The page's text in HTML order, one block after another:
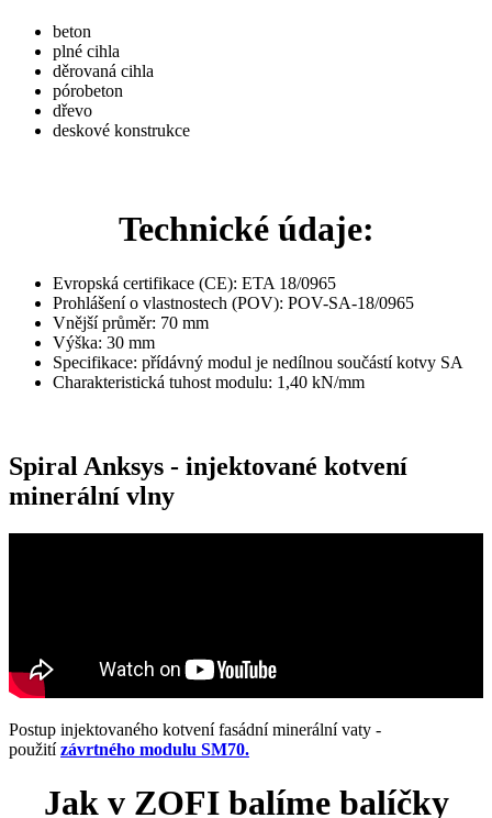
beton
plné cihla
děrovaná cihla
pórobeton
dřevo
deskové konstrukce
Technické údaje:
Evropská certifikace (CE): ETA 18/0965
Prohlášení o vlastnostech (POV): POV-SA-18/0965
Vnější průměr: 70 mm
Výška: 30 mm
Specifikace: přídávný modul je nedílnou součástí kotvy SA
Charakteristická tuhost modulu: 1,40 kN/mm
Spiral Anksys - injektované kotvení
minerální vlny
Postup injektovaného kotvení fasádní minerální vaty -
použitízávrtného modulu SM70.
Jak v ZOFI balíme balíčky